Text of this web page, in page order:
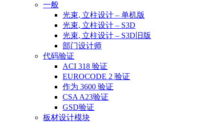
一般
光束, 立柱设计 – 单机版
光束, 立柱设计 – S3D
光束, 立柱设计 – S3D旧版
部门设计师
代码验证
ACI 318 验证
EUROCODE 2 验证
作为 3600 验证
CSA A23验证
GSD验证
板材设计模块